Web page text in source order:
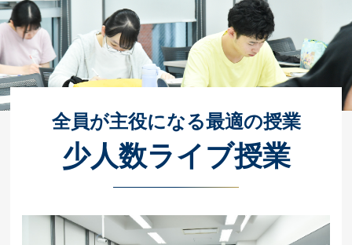
全員が主役になる最適の授業
少人数ライブ授業